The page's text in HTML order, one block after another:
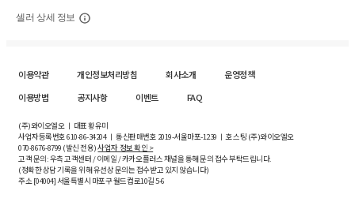
셀러 상세 정보
이용약관 개인정보처리방침 회사소개
운영정책
이용방법
공지사항 이벤트 FAQ
(주)와이오엘오 ㅣ 대표 황유미
사업자등록번호610-86-34204ㅣ 통신판매번호 2019-서울마포-1239 ㅣ 호스팅 (주)와이오엘오
070-8676-8799 (발신 전용)사업자 정보 확인 >
고객 문의: 우측 고객센터 / 이메일 / 카카오플러스 채널을 통해 문의 접수 부탁드립니다.
(정확한 상담 기록을 위해 유선상 문의는 접수받고 있지 않습니다)
주소 [04004] 서울특별시 마포구 월드컵로10길5-6